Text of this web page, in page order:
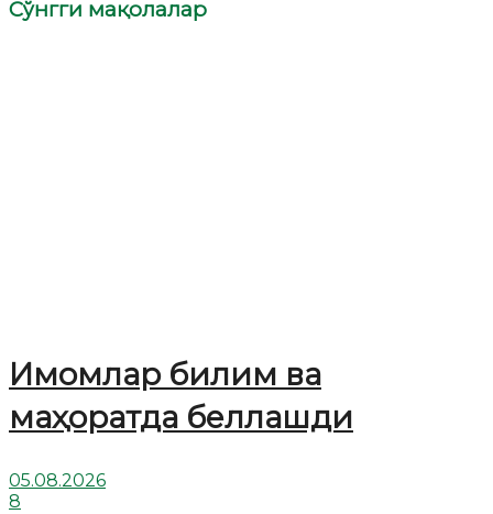
Сўнгги мақолалар
Имомлар билим ва
маҳоратда беллашди
05.08.2026
8